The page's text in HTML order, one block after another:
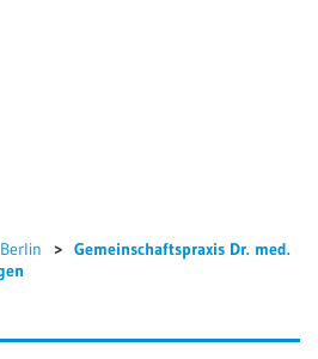
Gemeinschaftspraxis Dr. med.